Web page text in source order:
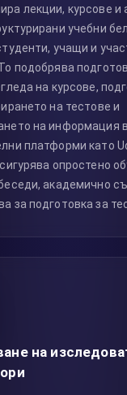
лекции, курсове и
учебни
учащи и
подобрява
на курсове,
на тестове и
на информация
платформи като
опростено
академично
за подготовка за
на